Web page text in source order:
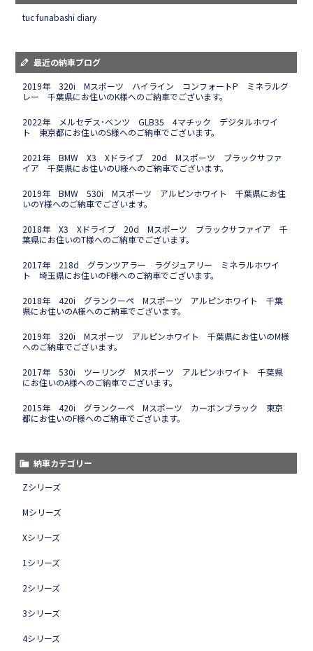
tuc funabashi diary
最近の納車ブログ
2019年 320i Mスポーツ ハイライン コンフォートP ミネラルグ
レー 千葉県にお住いのK様へのご納車でございます。
2022年 メルセデス･ベンツ GLB35 4マチック デジタルホワイ
ト 東京都にお住いのS様へのご納車でございます。
2021年 BMW X3 Xドライブ 20d Mスポーツ ブラックサファ
イア 千葉県にお住いのU様へのご納車でございます。
2019年 BMW 530i Mスポーツ アルピンホワイト 千葉県にお住
いのY様へのご納車でございます。
2018年 X3 Xドライブ 20d Mスポーツ ブラックサファイア 千
葉県にお住いのT様へのご納車でございます。
2017年 218d グランツアラー ラグジュアリー ミネラルホワイ
ト 埼玉県にお住いのF様へのご納車でございます。
2018年 420i グランクーペ Mスポーツ アルピンホワイト 千葉
県にお住いのA様へのご納車でございます。
2019年 320i Mスポーツ アルピンホワイト 千葉県にお住いのM様
へのご納車でございます。
2017年 530i ツーリング Mスポーツ アルピンホワイト 千葉県
にお住いのA様へのご納車でございます。
2015年 420i グランクーペ Mスポーツ カーボンブラック 東京
都にお住いのF様へのご納車でございます。
納車カテゴリー
Zシリーズ
Mシリーズ
Xシリーズ
1シリーズ
2シリーズ
3シリーズ
4シリーズ